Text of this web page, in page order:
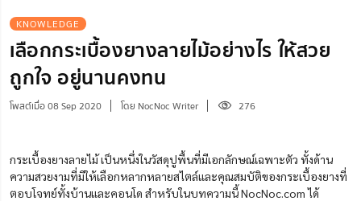
KNOWLEDGE
เลือกกระเบื้องยางลายไม้อย่างไร ให้สวย
ถูกใจ อยู่นานคงทน
โพสต์เมื่อ 08 Sep 2020 โดย NocNoc Writer 276
กระเบื้องยางลายไม้ เป็นหนึ่งในวัสดุปูพื้นที่มีเอกลักษณ์เฉพาะตัว ทั้งด้าน
ความสวยงามที่มีให้เลือกหลากหลายสไตล์และคุณสมบัติของกระเบื้องยางที่
ตอบโจทย์ทั้งบ้านและคอนโด สำหรับในบทความนี้ NocNoc.com ได้